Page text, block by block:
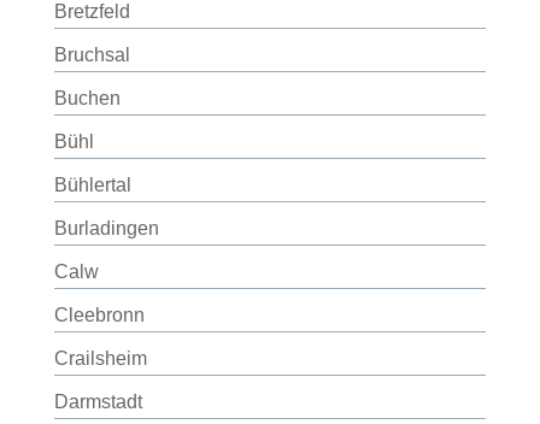
Bretzfeld
Bruchsal
Buchen
Bühl
Bühlertal
Burladingen
Calw
Cleebronn
Crailsheim
Darmstadt